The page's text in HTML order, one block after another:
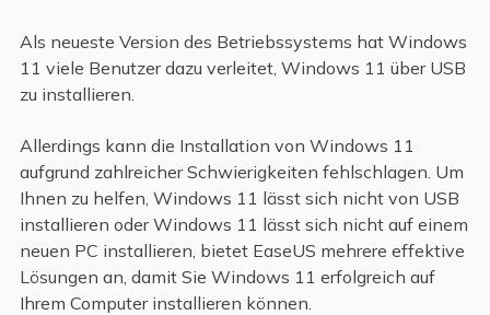
Als neueste Version des Betriebssystems hat Windows
11 viele Benutzer dazu verleitet, Windows 11 über USB
zu installieren.
Allerdings kann die Installation von Windows 11
aufgrund zahlreicher Schwierigkeiten fehlschlagen. Um
Ihnen zu helfen, Windows 11 lässt sich nicht von USB
installieren oder Windows 11 lässt sich nicht auf einem
neuen PC installieren, bietet EaseUS mehrere effektive
Lösungen an, damit Sie Windows 11 erfolgreich auf
Ihrem Computer installieren können.